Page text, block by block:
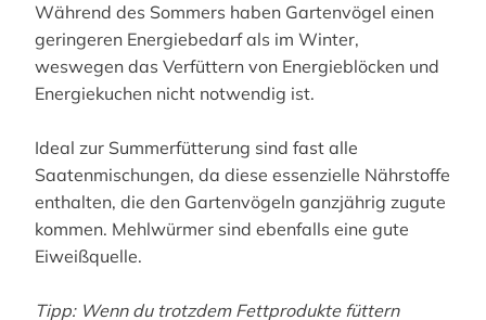
Während des Sommers haben Gartenvögel einen
geringeren Energiebedarf als im Winter,
weswegen das Verfüttern von Energieblöcken und
Energiekuchen nicht notwendig ist.
Ideal zur Summerfütterung sind fast alle
Saatenmischungen, da diese essenzielle Nährstoffe
enthalten, die den Gartenvögeln ganzjährig zugute
kommen. Mehlwürmer sind ebenfalls eine gute
Eiweißquelle.
Tipp: Wenn du trotzdem Fettprodukte füttern